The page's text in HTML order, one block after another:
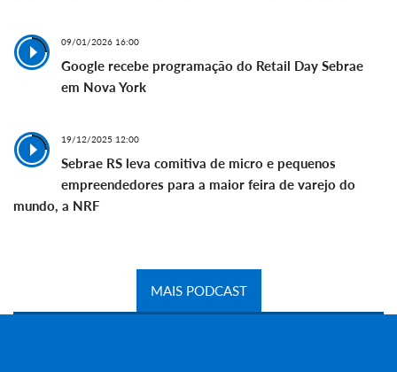
09/01/2026 16:00
Google recebe programação do Retail Day Sebrae
em Nova York
19/12/2025 12:00
Sebrae RS leva comitiva de micro e pequenos
empreendedores para a maior feira de varejo do
mundo, a NRF
MAIS PODCAST